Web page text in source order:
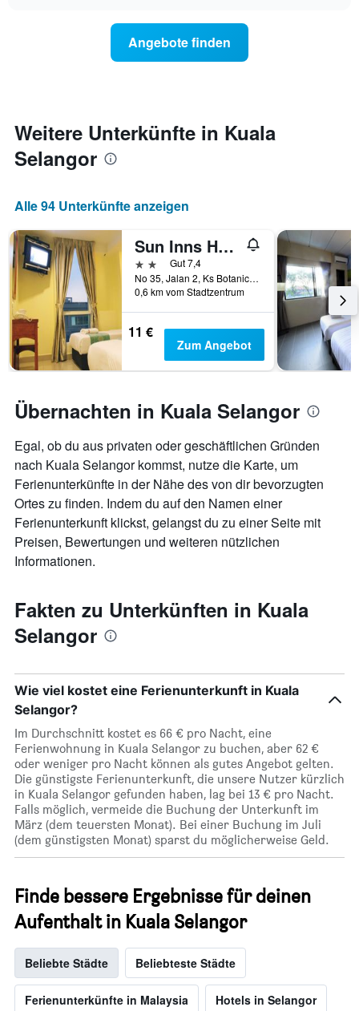
durchschnittlichen
jeweiligen
Wochentag.
Das
Diagramm
1
X-
Achse,
die
die
Wochentage
anzeigt.
Diagramm
hat
1
Y-
den
Zimmerpreis
anzeigt.
Angebote finden
Weitere Unterkünfte in Kuala
Selangor
Alle 94 Unterkünfte anzeigen
Sun Inns Hotel Pasir Penambang
2 SterneGut 7,4
No 35, Jalan 2, Ks Botanic, Kuala Selangor, Malaysia
0,6 km vom Stadtzentrum
11 €
Zum Angebot
Übernachten in Kuala Selangor
Egal, ob du aus privaten oder geschäftlichen Gründen
nach Kuala Selangor kommst, nutze die Karte, um
Ferienunterkünfte in der Nähe des von dir bevorzugten
Ortes zu finden. Indem du auf den Namen einer
Ferienunterkunft klickst, gelangst du zu einer Seite mit
Preisen, Bewertungen und weiteren nützlichen
Informationen.
Fakten zu Unterkünften in Kuala
Selangor
Wie viel kostet eine Ferienunterkunft in Kuala
Selangor?
Im Durchschnitt kostet es 66 € pro Nacht, eine
Ferienwohnung in Kuala Selangor zu buchen, aber 62 €
oder weniger pro Nacht können als gutes Angebot gelten.
Die günstigste Ferienunterkunft, die unsere Nutzer kürzlich
in Kuala Selangor gefunden haben, lag bei 13 € pro Nacht.
Falls möglich, vermeide die Buchung der Unterkunft im
März (dem teuersten Monat). Bei einer Buchung im Juli
(dem günstigsten Monat) sparst du möglicherweise Geld.
Finde bessere Ergebnisse für deinen
Aufenthalt in Kuala Selangor
Beliebte Städte Beliebteste Städte
Ferienunterkünfte in Malaysia Hotels in Selangor